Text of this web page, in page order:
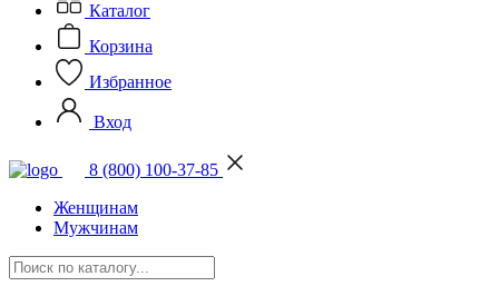
Каталог
Корзина
Избранное
Вход
8 (800) 100-37-85
Женщинам
Мужчинам